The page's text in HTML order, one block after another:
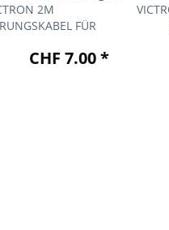
2M
FÜR
CHF 7.00 *